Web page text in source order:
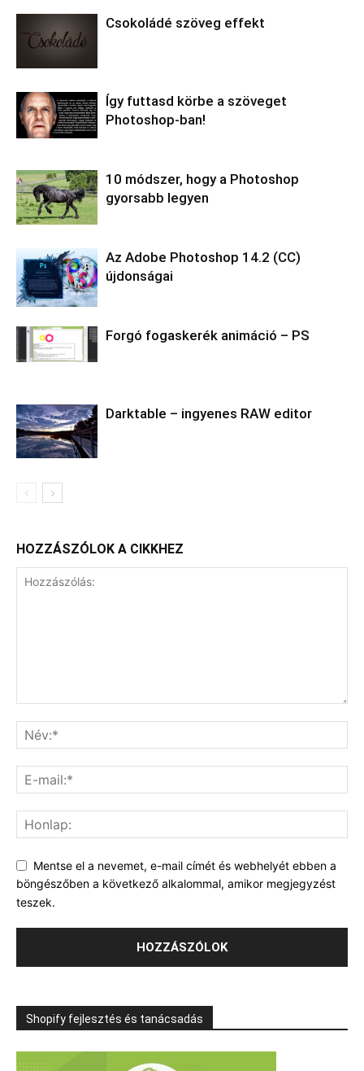
Csokoládé szöveg effekt
Így futtasd körbe a szöveget
Photoshop-ban!
10 módszer, hogy a Photoshop
gyorsabb legyen
Az Adobe Photoshop 14.2 (CC)
újdonságai
Forgó fogaskerék animáció – PS
Darktable – ingyenes RAW editor
HOZZÁSZÓLOK A CIKKHEZ
Mentse el a nevemet, e-mail címét és webhelyét ebben a
böngészőben a következő alkalommal, amikor megjegyzést
teszek.
Shopify fejlesztés és tanácsadás